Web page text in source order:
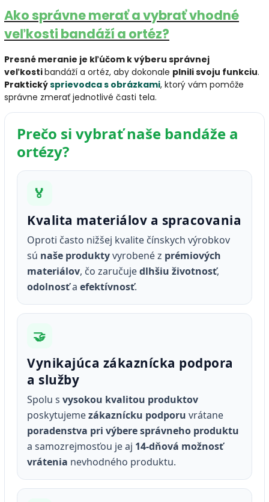
Ako správne merať a vybrať vhodné
veľkosti bandáží a ortéz?
Presné meranie je kľúčom k výberu správnej
veľkostibandáží a ortéz, aby dokonale plnili svoju funkciu.
Praktickýsprievodca s obrázkami, ktorý vám pomôže
správne zmerať jednotlivé časti tela.
Prečo si vybrať naše bandáže a
ortézy?
🏅
Kvalita materiálov a spracovania
Oproti často nižšej kvalite čínskych výrobkov
sú naše produktyvyrobené z prémiových
materiálov, čo zaručujedlhšiu životnosť,
odolnosťa efektívnosť.
🤝
Vynikajúca zákaznícka podpora
a služby
Spolu s vysokou kvalitou produktov
poskytujemezákaznícku podporu vrátane
poradenstva pri výbere správneho produktu
a samozrejmosťou je aj 14‑dňová možnosť
vrátenia nevhodného produktu.